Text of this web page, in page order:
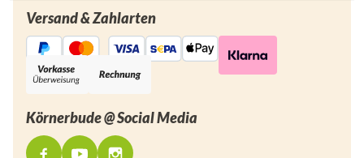
Versand & Zahlarten
Körnerbude @ Social Media